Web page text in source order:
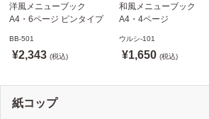
洋風メニューブック
A4・6ページ ピンタイプ
ニュー えいむ(Aim)【当日
発送可】
BB-501
¥2,343 (税込)
和風メニューブック
A4・4ページ
ウルシ-101 シンビ
(SHIMBI)【当日発送可】
ウルシ-101
¥1,650 (税込)
紙コップ